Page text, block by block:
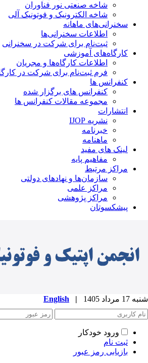
شاخه صنعتی نور فناوران
شاخه‌ الکترونیک و فوتونیک آلی
سخنرانی‌های ماهانه
اطلاعات سخنرانی‌‌ها
ثبت‌نام برای شرکت در سخنرانی
کارگاه‌های آموزشی
اطلاعات کارگاه‌ها و مجریان
فرم ثبت‌نام برای شرکت در کارگاه
کنفرانس ها
کنفرانس های برگزار شده
مجموعه مقالات کنفرانس ها
انتشارات
نشریه IJOP
خبرنامه
ماهنامه
لینک های مفید
مفاهیم پایه
مراکز مرتبط
سازمان‌ها و نهادهای دولتی
مراکز علمی
مراکز پژوهشی
پیشکسوتان
مرداد 1405 |
English
ورود خودکار
ثبت نام
بازیابی رمز عبور